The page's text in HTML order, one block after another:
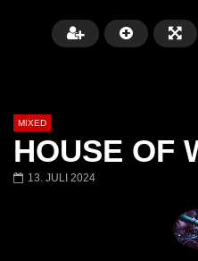
MIXED
HOUSE OF
13. JULI 2024